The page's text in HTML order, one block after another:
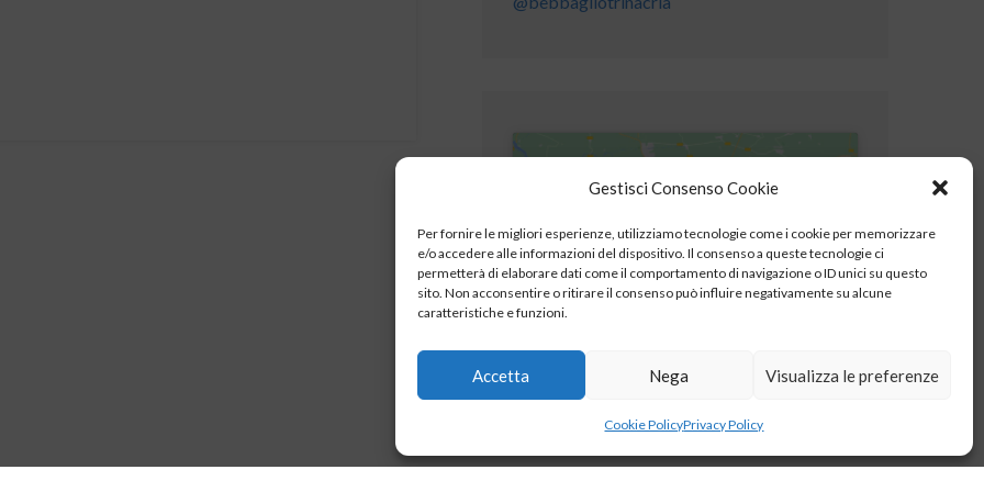
Gestisci Consenso Cookie
Per fornire le migliori esperienze, utilizziamo tecnologie come i cookie per memorizzare
e/o accedere alle informazioni del dispositivo. Il consenso a queste tecnologie ci
permetterà di elaborare dati come il comportamento di navigazione o ID unici su questo
sito. Non acconsentire o ritirare il consenso può influire negativamente su alcune
caratteristiche e funzioni.
Accetta Nega Visualizza le preferenze
Cookie PolicyPrivacy Policy
Fai clic per accettare i cookie marketing e
abilitare questo contenuto